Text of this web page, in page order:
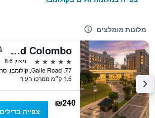
מלונות מומלצים
Cinnamon Grand Colombo
5 כוכבים
מצוין 8.6
1.6 ק״מ ממרכז העיר
₪240
צפייה בדילים